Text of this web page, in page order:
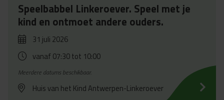
Speelbabbel Linkeroever. Speel met je
kind en ontmoet andere ouders.
31 juli 2026
vanaf 07:30tot 10:00
Meerdere datums beschikbaar.
Huis van het Kind Antwerpen-Linkeroever